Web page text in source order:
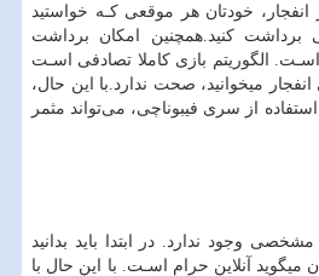
انفجار، خودتان هر موقعی کـه خواستید
برداشت کنید.همچنین امکان برداشت
اسـت. الگوریتم بازی کاملا تصادفی اسـت
میخوانید، صحت ندارد.با این حال،
استفاده از سری فیبوناچی، می‌تواند مثمر
وجود ندارد. در ابتدا باید بدانید
میگوید آنلاین حرام اسـت. با این حال با